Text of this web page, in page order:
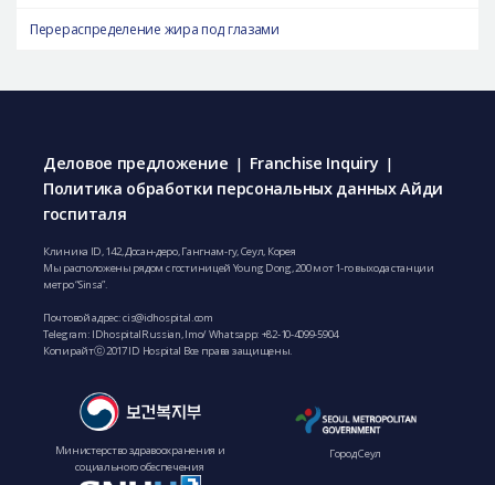
Перераспределение жира под глазами
Деловое предложение | Franchise Inquiry |
Политика обработки персональных данных Айди
госпиталя
Клиника ID, 142, Досан-деро, Гангнам-гу, Сеул, Корея
Мы расположены рядом с гостиницей Young Dong, 200 м от 1-го выхода станции
метро “Sinsa”.
Почтовой адрес:cis@idhospital.com
Telegram: IDhospitalRussian, Imo/ Whatsapp: +82-10-4099-5904
Копирайтⓒ 2017 ID Hospital Все права защищены.
Министерство здравоохранения и
социального обеспечения
Город Сеул